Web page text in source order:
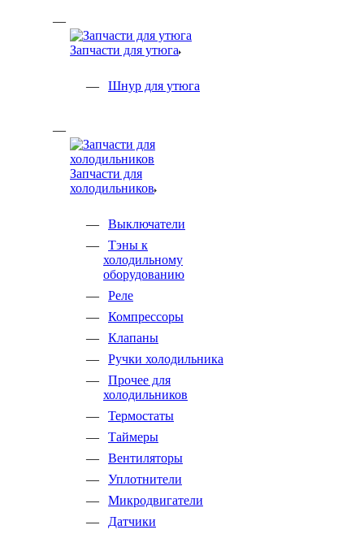
Запчасти для утюга
Шнур для утюга
Запчасти для
холодильников
Выключатели
Тэны к
холодильному
оборудованию
Реле
Компрессоры
Клапаны
Ручки холодильника
Прочее для
холодильников
Термостаты
Таймеры
Вентиляторы
Уплотнители
Микродвигатели
Датчики